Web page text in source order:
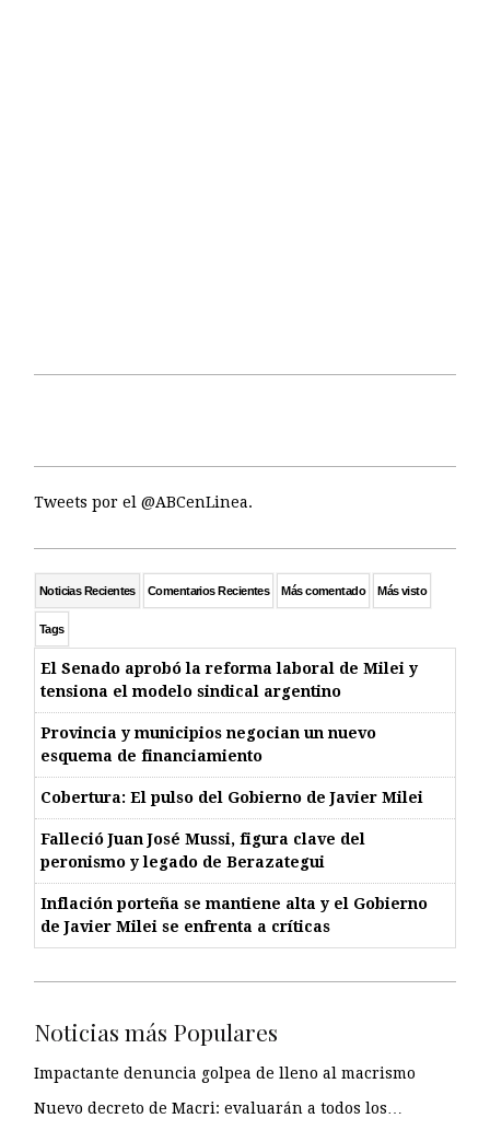
Tweets por el @ABCenLinea.
Noticias Recientes Comentarios Recientes Más comentado Más visto
Tags
El Senado aprobó la reforma laboral de Milei y
tensiona el modelo sindical argentino
Provincia y municipios negocian un nuevo
esquema de financiamiento
Cobertura: El pulso del Gobierno de Javier Milei
Falleció Juan José Mussi, figura clave del
peronismo y legado de Berazategui
Inflación porteña se mantiene alta y el Gobierno
de Javier Milei se enfrenta a críticas
Noticias más Populares
Impactante denuncia golpea de lleno al macrismo
Nuevo decreto de Macri: evaluarán a todos los…